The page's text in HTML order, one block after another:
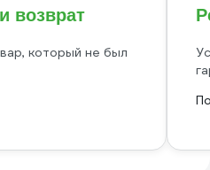
возврат
который не был